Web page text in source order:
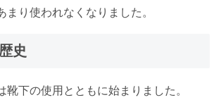
まり使われなくなりました。
史
靴下の使用とともに始まりました。